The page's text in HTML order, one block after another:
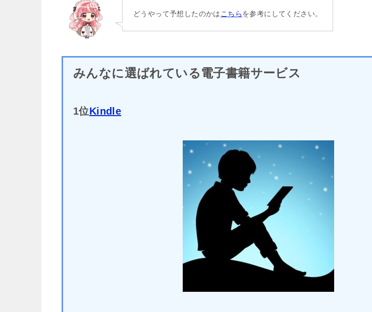
どうやって予想したのかは こちらを参考にしてください。
みんなに選ばれている電子書籍サービス
1位Kindle